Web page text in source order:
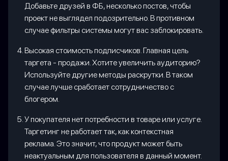
Добавьте друзей в ФБ, несколько постов, чтобы
проект не выглядел подозрительно. В противном
случае фильтры системы могут вас заблокировать.
Высокая стоимость подписчиков. Главная цель
таргета - продажи. Хотите увеличить аудиторию?
Используйте другие методы раскрутки. В таком
случае лучше сработает сотрудничество с
блогером.
У покупателя нет потребности в товаре или услуге.
Таргетинг не работает так, как контекстная
реклама. Это значит, что продукт может быть
неактуальным для пользователя в данный момент.